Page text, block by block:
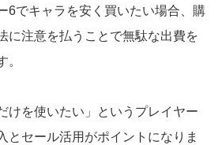
6でキャラを安く買いたい場合、購
に注意を払うことで無駄な出費を
。
けを使いたい」というプレイヤー
とセール活用がポイントになりま